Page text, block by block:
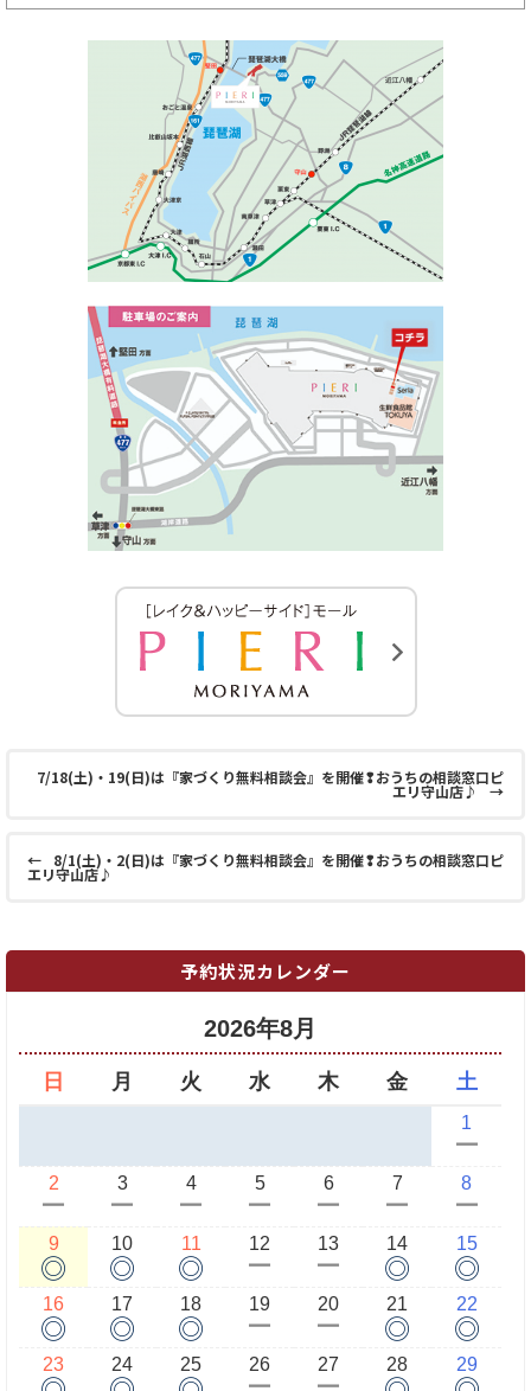
7/18(土)・19(日)は『家づくり無料相談会』を開催❢おうちの相談窓口ピ
エリ守山店♪ →
← 8/1(土)・2(日)は『家づくり無料相談会』を開催❢おうちの相談窓口ピ
エリ守山店♪
予約状況カレンダー
2026年8月
日 月 火 水 木 金 土
1
ー
2
ー
3
ー
4
ー
5
ー
6
ー
7
ー
8
ー
9
◎
10
◎
11
◎
12
ー
13
ー
14
◎
15
◎
16
◎
17
◎
18
◎
19
ー
20
ー
21
◎
22
◎
23 24 25 26 27 28 29